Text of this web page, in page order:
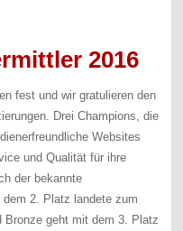
2016
fest und wir gratulieren den
Drei Champions, die
Websites
und Qualität für ihre
der bekannte
2. Platz landete zum
Bronze geht mit dem 3. Platz